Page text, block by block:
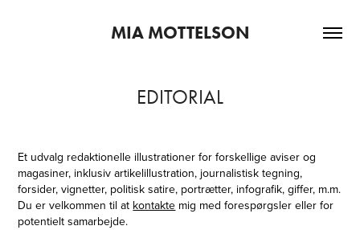
MIA MOTTELSON
EDITORIAL
Et udvalg redaktionelle illustrationer for forskellige aviser og
magasiner, inklusiv artikelillustration, journalistisk tegning,
forsider, vignetter, politisk satire, portrætter, infografik, giffer, m.m.
Du er velkommen til at kontakte mig med forespørgsler eller for
potentielt samarbejde.